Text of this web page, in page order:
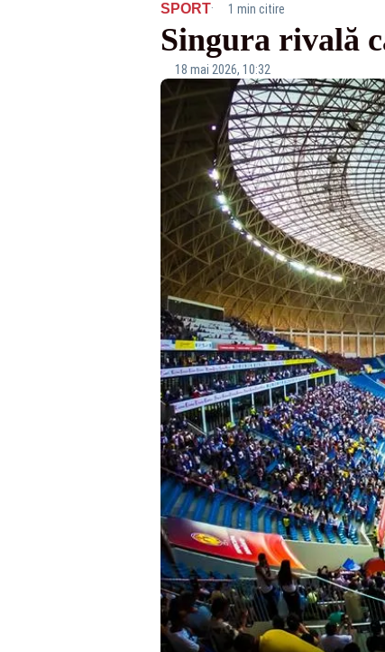
SPORT· 1 min citire
Singura rivală
18 mai 2026, 10:32